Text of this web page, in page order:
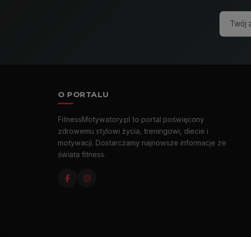
O PORTALU
FitnessMotywatory.pl to portal poświęcony
zdrowemu stylowi życia, treningowi, diecie i
motywacji. Dostarczamy najnowsze informacje ze
świata fitness.